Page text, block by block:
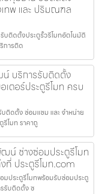
ทพ และ ปริมณฑล
บติดตั้งประตูรั้วรีโมทอัตโนมัติ
การติด
น์ บริการรับติดตั้ง
เตอร์ประตูรีโมท ครบ
ติดตั้ง ซ่อมแซม และ จำหน่าย
รีโมท ราคาถู
น์ ช่างซ่อมประตูรีโมท
ประตูรีโมท.com
ประตูรีโมทพร้อมรับซ่อมประตู
รับติดตั้ง ซ